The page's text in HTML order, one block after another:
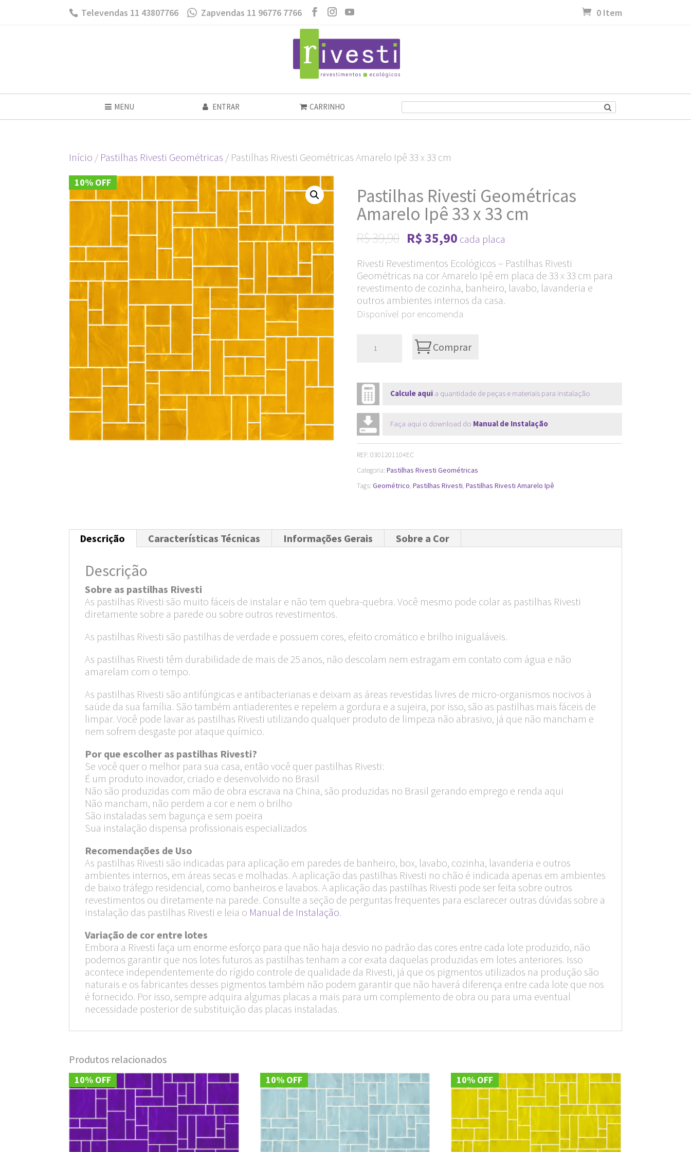
Televendas 11 43807766 Zapvendas 11 96776 7766 0 Item
MENU ENTRAR CARRINHO
Início / Pastilhas Rivesti Geométricas / Pastilhas Rivesti Geométricas Amarelo Ipê 33 x 33 cm
10% OFF
Pastilhas Rivesti Geométricas
Amarelo Ipê 33 x 33 cm
R$39,90 Original
was:
R$ 39,90.
R$35,90Current
is:
R$ 35,90.
cada placa
Rivesti Revestimentos Ecológicos – Pastilhas Rivesti
Geométricas na cor Amarelo Ipê em placa de 33 x 33 cm para
revestimento de cozinha, banheiro, lavabo, lavanderia e
outros ambientes internos da casa.
Disponível por encomenda
Amarelo
Ipê
33
x
33
cm
quantidade
Comprar
Calcule aquia quantidade de peças e materiais para instalação
Faça aqui o download do Manual de Instalação
REF: 0301201104EC
Categoria: Pastilhas Rivesti Geométricas
Tags: Geométrico, Pastilhas Rivesti, Pastilhas Rivesti Amarelo Ipê
Descrição Características Técnicas Informações Gerais Sobre a Cor
Descrição
Sobre as pastilhas Rivesti
As pastilhas Rivesti são muito fáceis de instalar e não tem quebra-quebra. Você mesmo pode colar as pastilhas Rivesti
diretamente sobre a parede ou sobre outros revestimentos.
As pastilhas Rivesti são pastilhas de verdade e possuem cores, efeito cromático e brilho inigualáveis.
As pastilhas Rivesti têm durabilidade de mais de 25 anos, não descolam nem estragam em contato com água e não
amarelam com o tempo.
As pastilhas Rivesti são antifúngicas e antibacterianas e deixam as áreas revestidas livres de micro-organismos nocivos à
saúde da sua família. São também antiaderentes e repelem a gordura e a sujeira, por isso, são as pastilhas mais fáceis de
limpar. Você pode lavar as pastilhas Rivesti utilizando qualquer produto de limpeza não abrasivo, já que não mancham e
nem sofrem desgaste por ataque químico.
Por que escolher as pastilhas Rivesti?
Se você quer o melhor para sua casa, então você quer pastilhas Rivesti:
É um produto inovador, criado e desenvolvido no Brasil
Não são produzidas com mão de obra escrava na China, são produzidas no Brasil gerando emprego e renda aqui
Não mancham, não perdem a cor e nem o brilho
São instaladas sem bagunça e sem poeira
Sua instalação dispensa profissionais especializados
Recomendações de Uso
As pastilhas Rivesti são indicadas para aplicação em paredes de banheiro, box, lavabo, cozinha, lavanderia e outros
ambientes internos, em áreas secas e molhadas. A aplicação das pastilhas Rivesti no chão é indicada apenas em ambientes
de baixo tráfego residencial, como banheiros e lavabos. A aplicação das pastilhas Rivesti pode ser feita sobre outros
revestimentos ou diretamente na parede. Consulte a seção de perguntas frequentes para esclarecer outras dúvidas sobre a
instalação das pastilhas Rivesti e leia o Manual de Instalação.
Variação de cor entre lotes
Embora a Rivesti faça um enorme esforço para que não haja desvio no padrão das cores entre cada lote produzido, não
podemos garantir que nos lotes futuros as pastilhas tenham a cor exata daquelas produzidas em lotes anteriores. Isso
acontece independentemente do rígido controle de qualidade da Rivesti, já que os pigmentos utilizados na produção são
naturais e os fabricantes desses pigmentos também não podem garantir que não haverá diferença entre cada lote que nos
é fornecido. Por isso, sempre adquira algumas placas a mais para um complemento de obra ou para uma eventual
necessidade posterior de substituição das placas instaladas.
Produtos relacionados
10% OFF 10% OFF 10% OFF